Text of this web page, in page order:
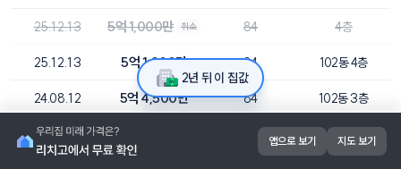
25.12.13 5억 1,000만 취소 84 4층
25.12.13 5억 1,000만 84 102동 4층
24.08.12 5억 4,500만 84 102동 3층
24.06.21 84 101동 15층
2년 뒤 이 집값
앱으로 보기 지도 보기